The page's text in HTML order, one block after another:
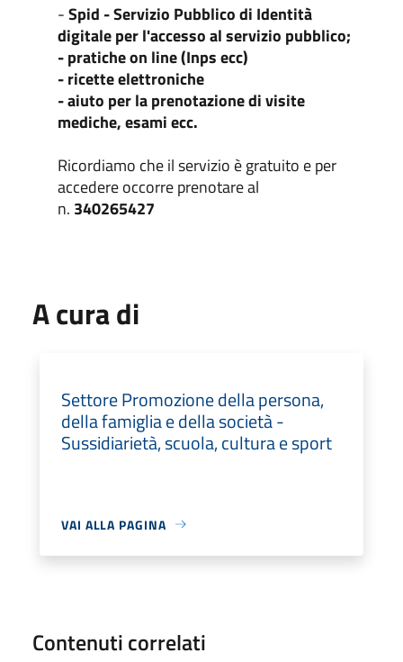
-Spid - Servizio Pubblico di Identità
digitale per l'accesso al servizio pubblico;
- pratiche on line (Inps ecc)
- ricette elettroniche
- aiuto per la prenotazione di visite
mediche, esami ecc.
Ricordiamo che il servizio è gratuito e per
accedere occorre prenotare al
n. 340265427
A cura di
Settore Promozione della persona,
della famiglia e della società -
Sussidiarietà, scuola, cultura e sport
VAI ALLA PAGINA
Contenuti correlati